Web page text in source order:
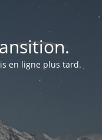
en ligne plus tard.